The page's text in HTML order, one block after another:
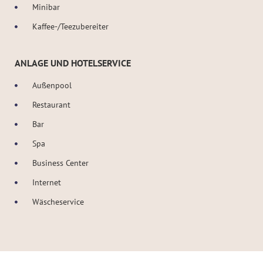
Minibar
Kaffee-/Teezubereiter
ANLAGE UND HOTELSERVICE
Außenpool
Restaurant
Bar
Spa
Business Center
Internet
Wäscheservice